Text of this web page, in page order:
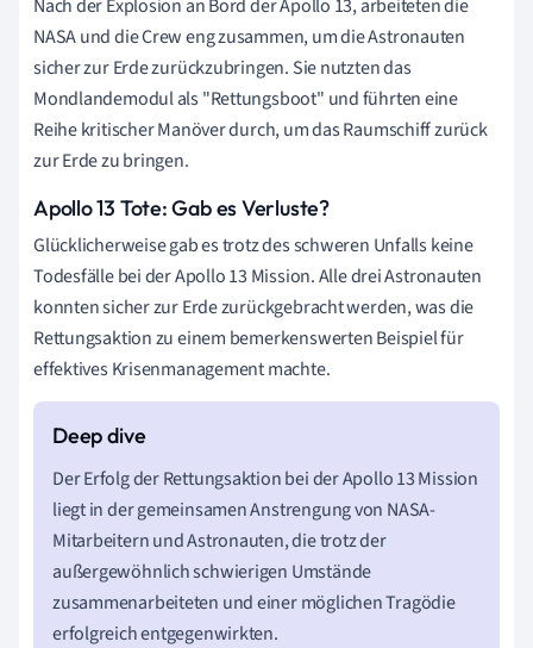
Nach der Explosion an Bord der Apollo 13, arbeiteten die
NASA und die Crew eng zusammen, um die Astronauten
sicher zur Erde zurückzubringen. Sie nutzten das
Mondlandemodul als "Rettungsboot" und führten eine
Reihe kritischer Manöver durch, um das Raumschiff zurück
zur Erde zu bringen.
Apollo 13 Tote: Gab es Verluste?
Glücklicherweise gab es trotz des schweren Unfalls keine
Todesfälle bei der Apollo 13 Mission. Alle drei Astronauten
konnten sicher zur Erde zurückgebracht werden, was die
Rettungsaktion zu einem bemerkenswerten Beispiel für
effektives Krisenmanagement machte.
Der Erfolg der Rettungsaktion bei der Apollo 13 Mission
liegt in der gemeinsamen Anstrengung von NASA-
Mitarbeitern und Astronauten, die trotz der
außergewöhnlich schwierigen Umstände
zusammenarbeiteten und einer möglichen Tragödie
erfolgreich entgegenwirkten.